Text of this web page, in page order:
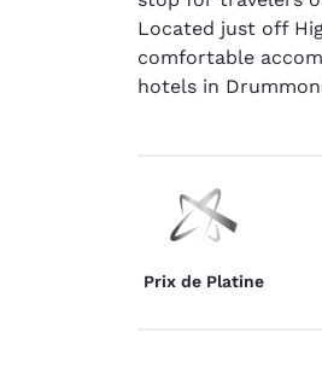
Located just off
comfortable
hotels in
Prix de Platine